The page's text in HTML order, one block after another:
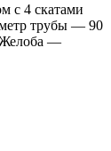
с 4 скатами
трубы — 90
Желоба —